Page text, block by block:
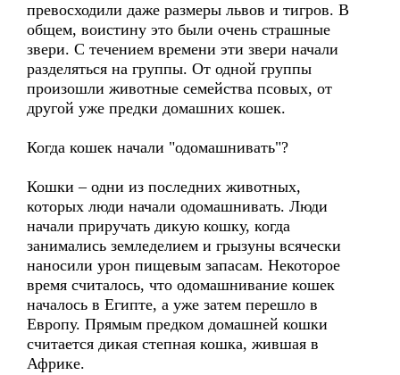
превосходили даже размеры львов и тигров. В
общем, воистину это были очень страшные
звери. С течением времени эти звери начали
разделяться на группы. От одной группы
произошли животные семейства псовых, от
другой уже предки домашних кошек.
Когда кошек начали "одомашнивать"?
Кошки – одни из последних животных,
которых люди начали одомашнивать. Люди
начали приручать дикую кошку, когда
занимались земледелием и грызуны всячески
наносили урон пищевым запасам. Некоторое
время считалось, что одомашнивание кошек
началось в Египте, а уже затем перешло в
Европу. Прямым предком домашней кошки
считается дикая степная кошка, жившая в
Африке.